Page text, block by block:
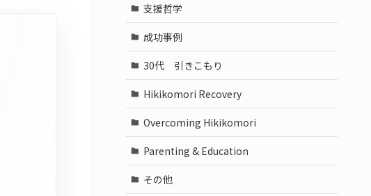
支援哲学
成功事例
30代 引きこもり
Hikikomori Recovery
Overcoming Hikikomori
Parenting & Education
その他